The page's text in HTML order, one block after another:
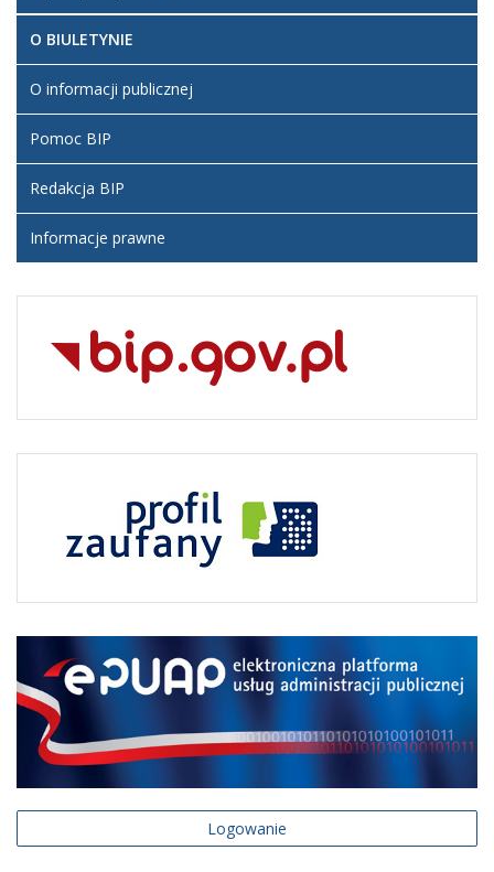
O BIULETYNIE
O informacji publicznej
Pomoc BIP
Redakcja BIP
Informacje prawne
Logowanie